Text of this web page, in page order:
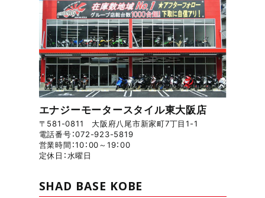
エナジーモータースタイル東大阪店
〒581-0811 大阪府八尾市新家町7丁目1-1
電話番号：072-923-5819
営業時間：10：00～19：00
定休日：水曜日
SHAD BASE KOBE